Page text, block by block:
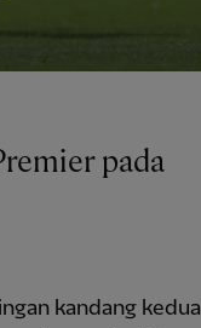
kandang kedua